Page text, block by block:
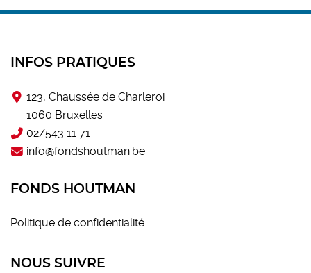
INFOS PRATIQUES
123, Chaussée de Charleroi
1060 Bruxelles
02/543 11 71
info@fondshoutman.be
FONDS HOUTMAN
Politique de confidentialité
NOUS SUIVRE